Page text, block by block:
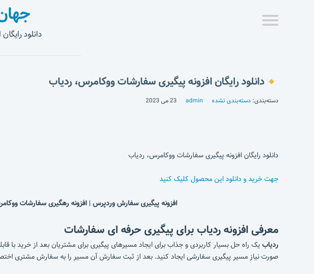
دانلود
دانلود رایگان افزونه پیگیری سفارشات ووکامرس، ردیاب
دسته‌بندی: دسته‌بندی نشده admin 23 می 2023
دانلود رایگان افزونه پیگیری سفارشات ووکامرس، ردیاب
جهت خرید و دانلود این محصول کلیک کنید
افزونه پیگیری سفارش وردپرس | افزونه رهگیری سفارشات
معرفی افزونه ردیاب برای پیگیری حرفه ای سفارشات
ردیاب یک راه حل بسیار کاربردی و جذاب برای ایجاد مسیرهای پیگیری برای مشتریان بعد از خرید با
صورت نیاز مسیر پیگیری سفارشی ایجاد کنید. بعد از ثبت سفارش آن مسیر را به سفارش مشتری